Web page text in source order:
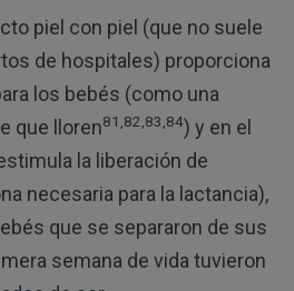
piel con piel (que no suele
de hospitales) proporciona
los bebés (como una
que lloren81,82,83,84) y en el
la liberación de
necesaria para la lactancia),
que se separaron de sus
semana de vida tuvieron